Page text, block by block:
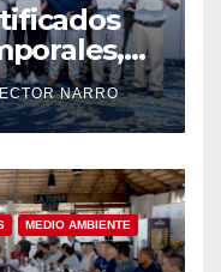
y
seguro
NARRO
MEDIO AMBIENTE